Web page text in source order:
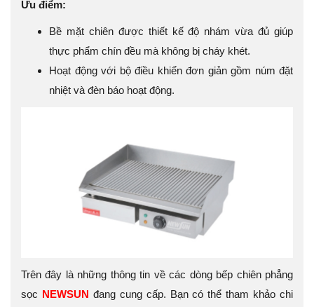
Ưu điểm:
Bề mặt chiên được thiết kế độ nhám vừa đủ giúp
thực phẩm chín đều mà không bị cháy khét.
Hoạt động với bộ điều khiển đơn giản gồm núm đặt
nhiệt và đèn báo hoạt động.
Trên đây là những thông tin về các dòng bếp chiên phẳng
sọc NEWSUN đang cung cấp. Bạn có thể tham khảo chi